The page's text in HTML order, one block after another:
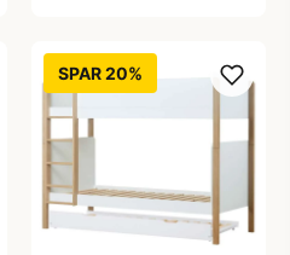
SPAR 20%